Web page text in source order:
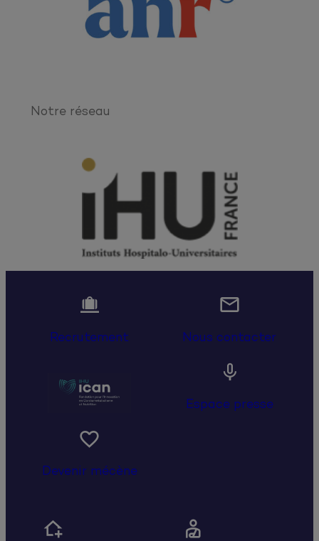
Notre réseau

Recrutement

Nous contacter

Espace presse

Devenir mécène
 